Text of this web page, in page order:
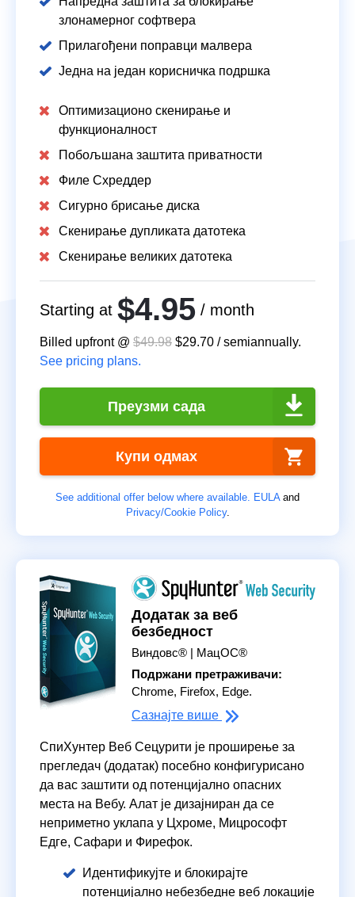
злонамерног софтвера
Прилагођени поправци малвера
Једна на један корисничка подршка
Оптимизационо скенирање и
функционалност
Побољшана заштита приватности
Филе Схреддер
Сигурно брисање диска
Скенирање дупликата датотека
Скенирање великих датотека
Starting at $4.95 / month
Billed upfront @ $49.98 $29.70 /semiannually.
See pricing plans.
Преузми сада
Купи одмах
See additional offer below where available. EULAand
Privacy/Cookie Policy.
Додатак за веб
безбедност
Виндовс® | МацОС®
Подржани претраживачи:
Chrome, Firefox, Edge.
Сазнајте више
СпиХунтер Веб Сецурити је проширење за
прегледач (додатак) посебно конфигурисано
да вас заштити од потенцијално опасних
места на Вебу. Алат је дизајниран да се
неприметно уклапа у Цхроме, Мицрософт
Едге, Сафари и Фирефок.
Идентификујте и блокирајте
потенцијално небезбедне веб локације